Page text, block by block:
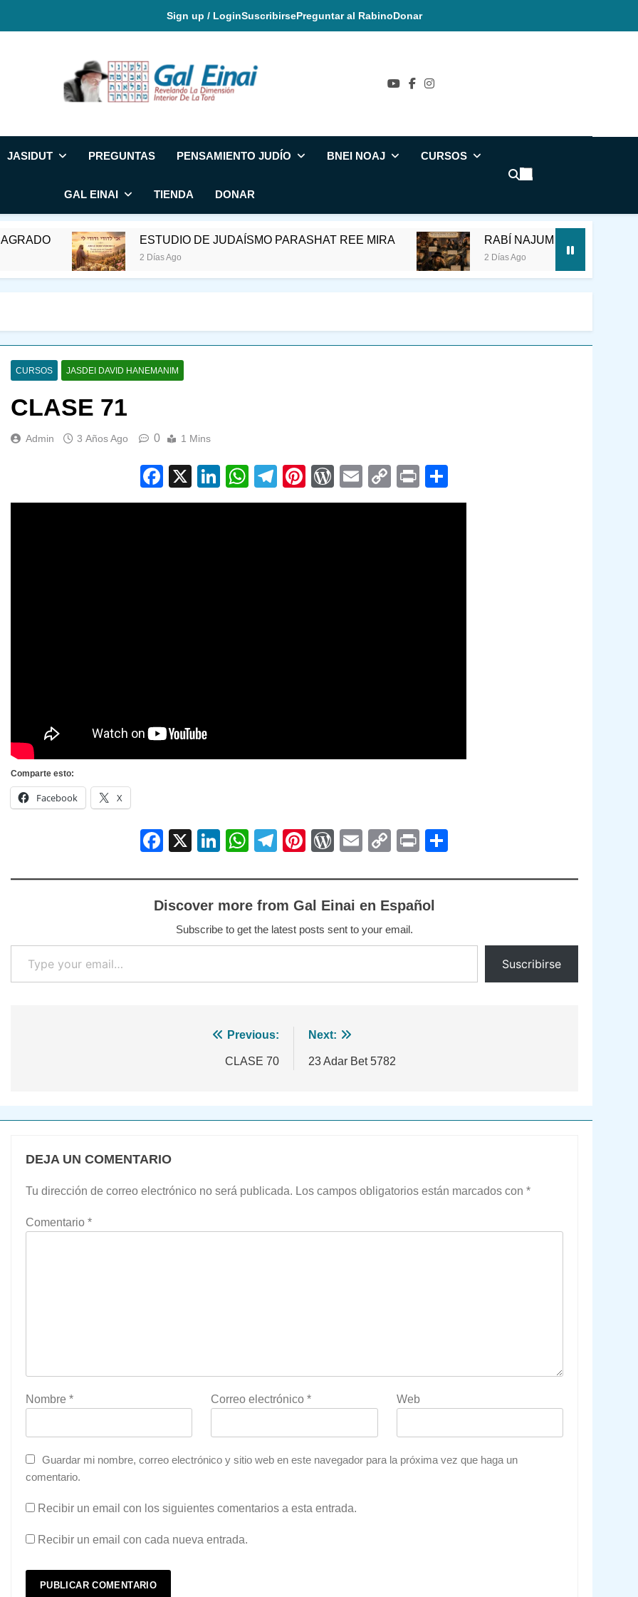
Sign up / LoginSuscribirsePreguntar al RabinoDonar
Gal Einai En Español
JASIDUT PREGUNTAS PENSAMIENTO JUDÍO BNEI NOAJ CURSOS
GAL EINAI TIENDA DONAR
ESTUDIO DE JUDAÍSMO PARASHAT REE MIRA
2 Días Ago
RABÍ NAJUM DOVBER DE
2 Días Ago
CURSOS JASDEI DAVID HANEMANIM
CLASE 71
Admin 3 Años Ago 0 1 Mins
Facebook
X LinkedIn
WhatsApp
Telegram
Pinterest
WordPress
EmailCopy
Link
Print
Comparte esto:
Facebook X
Facebook
X LinkedIn
WhatsApp
Telegram
Pinterest
WordPress
EmailCopyPrint
Discover more from Gal Einai en Español
Subscribe to get the latest posts sent to your email.
Type your email…
Suscribirse
Previous:
CLASE 70
Next:
23 Adar Bet 5782
DEJA UN COMENTARIO
Tu dirección de correo electrónico no será publicada. Los campos obligatorios están marcados con *
Comentario *
Nombre * Correo electrónico* Web
Guardar mi nombre, correo electrónico y sitio web en este navegador para la próxima vez que haga un
comentario.
Recibir un email con los siguientes comentarios a esta entrada.
Recibir un email con cada nueva entrada.